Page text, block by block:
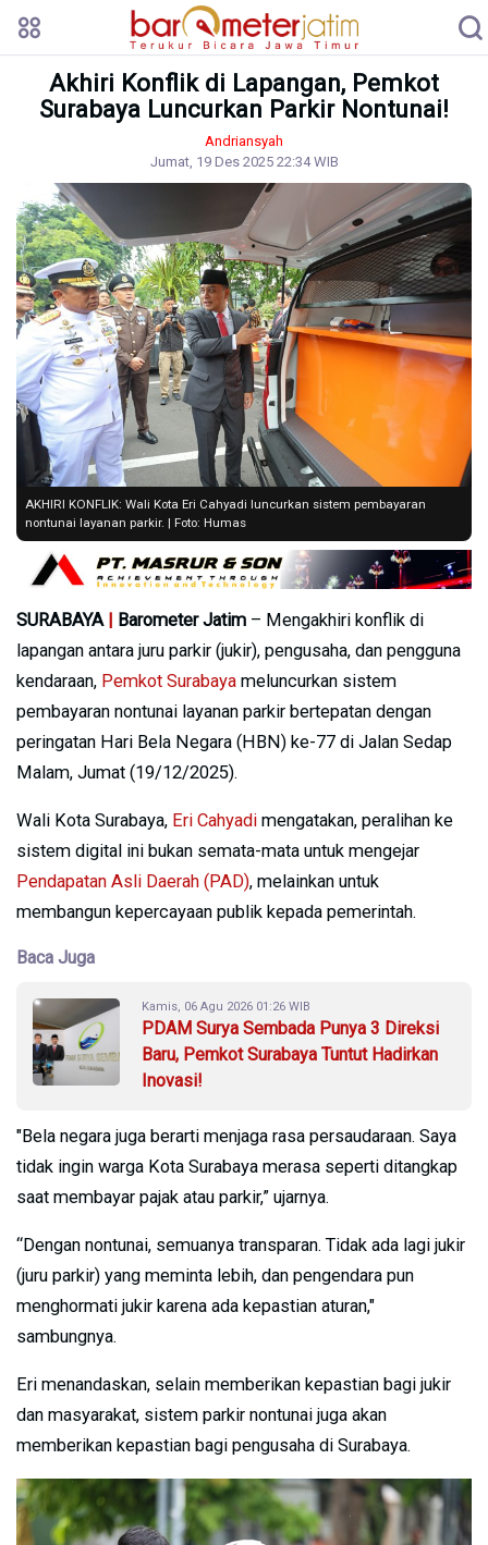
Akhiri Konflik di Lapangan, Pemkot
Surabaya Luncurkan Parkir Nontunai!
Andriansyah
Jumat, 19 Des 2025 22:34 WIB
AKHIRI KONFLIK: Wali Kota Eri Cahyadi luncurkan sistem pembayaran
nontunai layanan parkir. | Foto: Humas
SURABAYA | Barometer Jatim – Mengakhiri konflik di
lapangan antara juru parkir (jukir), pengusaha, dan pengguna
kendaraan, Pemkot Surabaya meluncurkan sistem
pembayaran nontunai layanan parkir bertepatan dengan
peringatan Hari Bela Negara (HBN) ke-77 di Jalan Sedap
Malam, Jumat (19/12/2025).
Wali Kota Surabaya, Eri Cahyadi mengatakan, peralihan ke
sistem digital ini bukan semata-mata untuk mengejar
Pendapatan Asli Daerah (PAD), melainkan untuk
membangun kepercayaan publik kepada pemerintah.
Baca Juga
Kamis, 06 Agu 2026 01:26 WIB
PDAM Surya Sembada Punya 3 Direksi
Baru, Pemkot Surabaya Tuntut Hadirkan
Inovasi!
"Bela negara juga berarti menjaga rasa persaudaraan. Saya
tidak ingin warga Kota Surabaya merasa seperti ditangkap
saat membayar pajak atau parkir,” ujarnya.
“Dengan nontunai, semuanya transparan. Tidak ada lagi jukir
(juru parkir) yang meminta lebih, dan pengendara pun
menghormati jukir karena ada kepastian aturan,"
sambungnya.
Eri menandaskan, selain memberikan kepastian bagi jukir
dan masyarakat, sistem parkir nontunai juga akan
memberikan kepastian bagi pengusaha di Surabaya.